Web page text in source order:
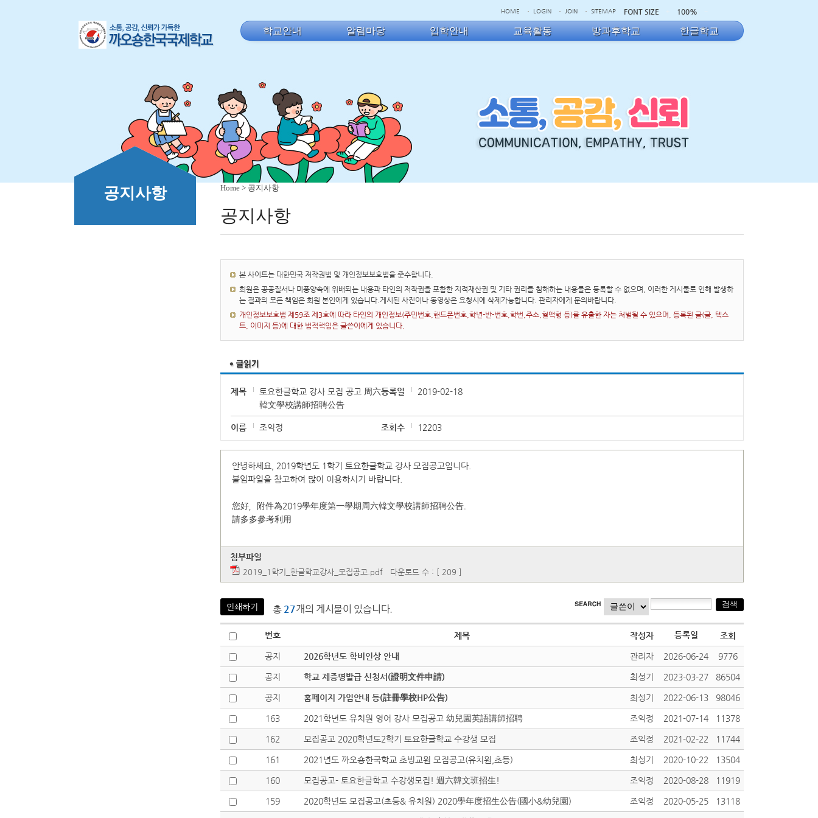
HOME LOGIN JOIN SITEMAP FONT SIZE 100%
학교안내 알림마당 입학안내 교육활동 방과후학교 한글학교
공지사항 Home > 공지사항
공지사항
본 사이트는 대한민국 저작권법 및 개인정보보호법을 준수합니다.
회원은 공공질서나 미풍양속에 위배되는 내용과 타인의 저작권을 포함한 지적재산권 및 기타 권리를 침해하는 내용물은 등록할 수 없으며, 이러한 게시물로 인해 발생하
는 결과의 모든 책임은 회원 본인에게 있습니다.게시된 사진이나 동영상은 요청시에 삭제가능합니다. 관리자에게 문의바랍니다.
개인정보보호법 제59조 제3호에 따라 타인의 개인정보(주민번호,핸드폰번호,학년-반-번호,학번,주소,혈액형 등)를 유출한 자는 처벌될 수 있으며, 등록된 글(글, 텍스
트, 이미지 등)에 대한 법적책임은 글쓴이에게 있습니다.
제목
토요한글학교 강사 모집 공고 周六
韓文學校講師招聘公告
등록일 2019-02-18
이름 조익정 조회수 12203
안녕하세요, 2019학년도 1학기 토요한글학교 강사 모집공고입니다.
붙임파일을 참고하여 많이 이용하시기 바랍니다.
您好，附件為2019學年度第一學期周六韓文學校講師招聘公告。
請多多參考利用
첨부파일
2019_1학기_한글학교강사_모집공고.pdf 다운로드 수 : [ 209 ]
인쇄하기 총 27개의 게시물이 있습니다.
번호 제목 작성자 등록일 조회
공지 2026학년도 학비인상 안내 관리자 2026-06-24 9776
공지 학교 제증명발급 신청서(證明文件申請) 최성기 2023-03-27 86504
공지 홈페이지 가입안내 등(註冊學校HP公告) 최성기 2022-06-13 98046
163 2021학년도 유치원 영어 강사 모집공고 幼兒園英語講師招聘 조익정 2021-07-14 11378
162 모집공고 2020학년도2학기 토요한글학교 수강생 모집 조익정 2021-02-22 11744
161 2021년도 까오숑한국학교 초빙교원 모집공고(유치원,초등) 최성기 2020-10-22 13504
160 모집공고- 토요한글학교 수강생모집! 週六韓文班招生! 조익정 2020-08-28 11919
159 2020학년도 모집공고(초등& 유치원) 2020學年度招生公告(國小&幼兒園) 조익정 2020-05-25 13118